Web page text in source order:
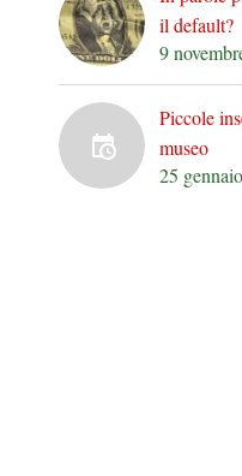
il default?
9
Piccole
museo
25